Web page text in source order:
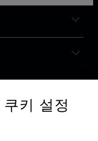
키 설정